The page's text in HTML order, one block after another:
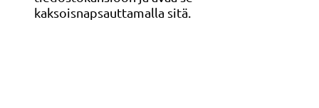
kaksoisnapsauttamalla sitä.